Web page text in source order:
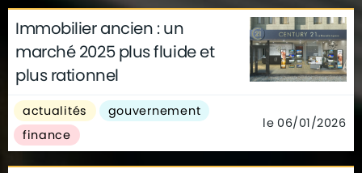
Immobilier ancien : un
marché 2025 plus fluide et
plus rationnel
actualités
gouvernement
finance
le 06/01/2026